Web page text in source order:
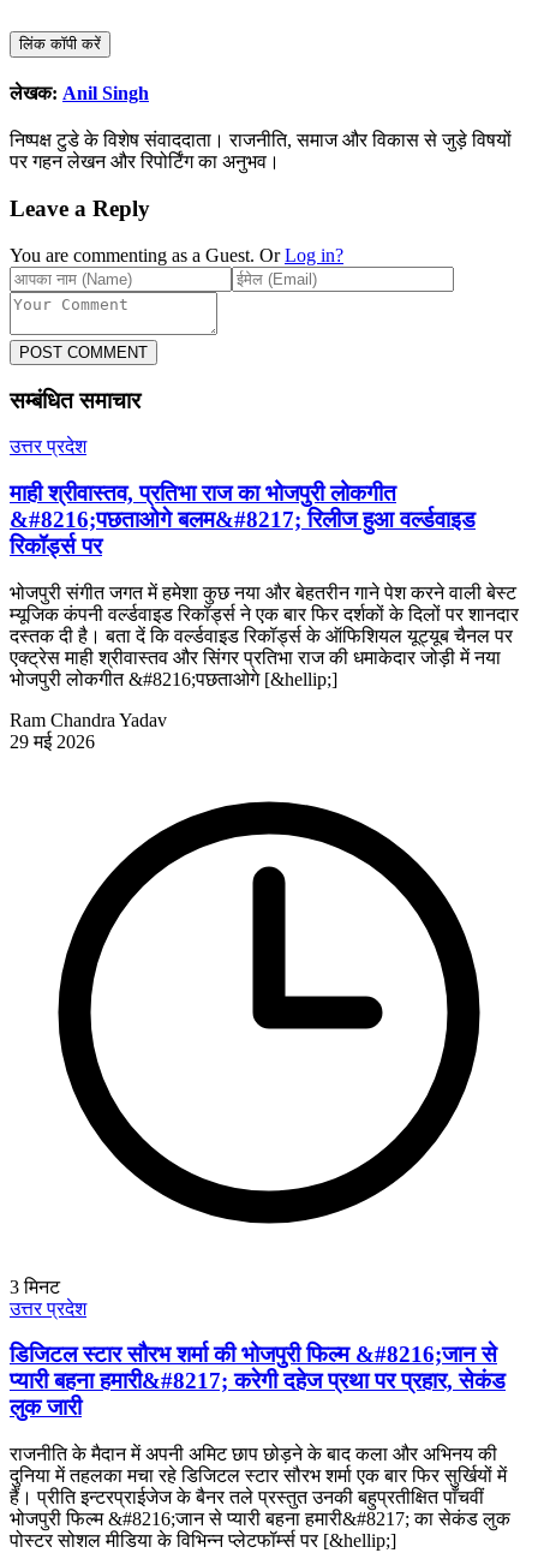
लिंक कॉपी करें
लेखक: Anil Singh
निष्पक्ष टुडे के विशेष संवाददाता। राजनीति, समाज और विकास से जुड़े विषयों
पर गहन लेखन और रिपोर्टिंग का अनुभव।
Leave a Reply
You are commenting as a Guest. Or Log in?
POST COMMENT
सम्बंधित समाचार
उत्तर प्रदेश
माही श्रीवास्तव, प्रतिभा राज का भोजपुरी लोकगीत
&#8216;पछताओगे बलम&#8217; रिलीज हुआ वर्ल्डवाइड
रिकॉर्ड्स पर
भोजपुरी संगीत जगत में हमेशा कुछ नया और बेहतरीन गाने पेश करने वाली बेस्ट
म्यूजिक कंपनी वर्ल्डवाइड रिकॉर्ड्स ने एक बार फिर दर्शकों के दिलों पर शानदार
दस्तक दी है। बता दें कि वर्ल्डवाइड रिकॉर्ड्स के ऑफिशियल यूट्यूब चैनल पर
एक्ट्रेस माही श्रीवास्तव और सिंगर प्रतिभा राज की धमाकेदार जोड़ी में नया
भोजपुरी लोकगीत &#8216;पछताओगे [&hellip;]
Ram Chandra Yadav
29 मई 2026
3मिनट
उत्तर प्रदेश
डिजिटल स्टार सौरभ शर्मा की भोजपुरी फिल्म &#8216;जान से
प्यारी बहना हमारी&#8217; करेगी दहेज प्रथा पर प्रहार, सेकंड
लुक जारी
राजनीति के मैदान में अपनी अमिट छाप छोड़ने के बाद कला और अभिनय की
दुनिया में तहलका मचा रहे डिजिटल स्टार सौरभ शर्मा एक बार फिर सुर्खियों में
हैं। प्रीति इन्टरप्राईजेज के बैनर तले प्रस्तुत उनकी बहुप्रतीक्षित पाँचवीं
भोजपुरी फिल्म &#8216;जान से प्यारी बहना हमारी&#8217; का सेकंड लुक
पोस्टर सोशल मीडिया के विभिन्न प्लेटफॉर्म्स पर [&hellip;]